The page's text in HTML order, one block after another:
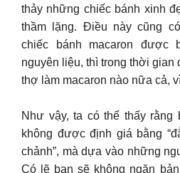
thảy những chiếc bánh xinh
thầm lặng. Điều này cũng
chiếc bánh macaron được
nguyên liệu, thì trong thời
thợ làm macaron nào nữa cả,
Như vậy, ta có thể thấy rằng
không được định giá bằng
chảnh”, mà dựa vào những
Có lẽ bạn sẽ không ngăn